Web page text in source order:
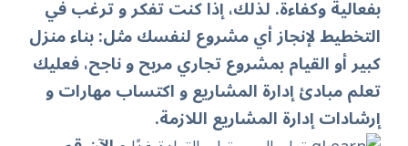
بفعالية وكفاءة. لذلك، إذا كنت تفكر و ترغب في
التخطيط لإنجاز أي مشروع لنفسك مثل: بناء منزل
كبير أو القيام بمشروع تجاري مربح و ناجح، فعليك
تعلم مبادئ إدارة المشاريع و اكتساب مهارات و
إرشادات إدارة المشاريع اللازمة.